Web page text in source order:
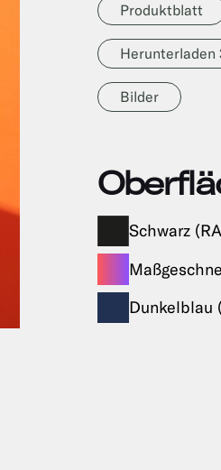
Produktblatt
Herunterladen
Bilder
Schwarz
Dunkelblau